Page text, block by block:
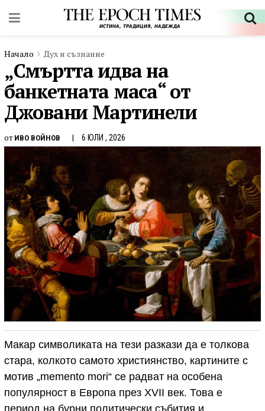
Начало Дух и съзнание
„Смъртта идва на
банкетната маса“ от
Джовани Мартинели
от ИВО ВОЙНОВ 6 ЮЛИ , 2026
Макар символиката на тези разкази да е толкова
стара, колкото самото християнство, картините с
мотив „memento mori“ се радват на особена
популярност в Европа през XVII век. Това е